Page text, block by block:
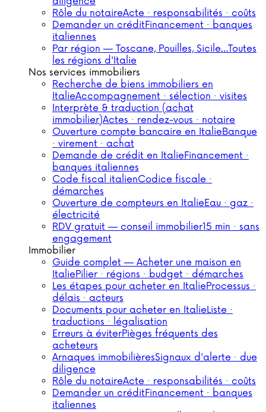
Rôle du notaireActe · responsabilités · coûts
Demander un créditFinancement · banques
italiennes
Par région — Toscane, Pouilles, Sicile…Toutes
les régions d'Italie
Nos services immobiliers
Recherche de biens immobiliers en
ItalieAccompagnement · sélection · visites
Interprète & traduction (achat
immobilier)Actes · rendez-vous · notaire
Ouverture compte bancaire en ItalieBanque
· virement · achat
Demande de crédit en ItalieFinancement ·
banques italiennes
Code fiscal italienCodice fiscale ·
démarches
Ouverture de compteurs en ItalieEau · gaz ·
électricité
RDV gratuit — conseil immobilier15 min · sans
engagement
Immobilier
Guide complet — Acheter une maison en
ItaliePilier · régions · budget · démarches
Les étapes pour acheter en ItalieProcessus ·
délais · acteurs
Documents pour acheter en ItalieListe ·
traductions · légalisation
Erreurs à éviterPièges fréquents des
acheteurs
Arnaques immobilièresSignaux d'alerte · due
diligence
Rôle du notaireActe · responsabilités · coûts
Demander un créditFinancement · banques
italiennes